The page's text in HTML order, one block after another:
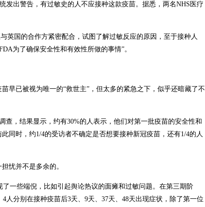
发出警告，有过敏史的人不应接种这款疫苗。据悉，两名NHS医疗
英国的合作方紧密配合，试图了解过敏反应的原因，至于接种人
为了确保安全性和有效性所做的事情”。
早已被视为唯一的“救世主”，但太多的紧急之下，似乎还暗藏了不
查，结果显示，约有30%的人表示，他们对第一批疫苗的安全性和
同时，约1/4的受访者不确定是否想要接种新冠疫苗，还有1/4的人
忧并不是多余的。
一些端倪，比如引起舆论热议的面瘫和过敏问题。在第三期阶
人分别在接种疫苗后3天、9天、37天、48天出现症状，除了第一位